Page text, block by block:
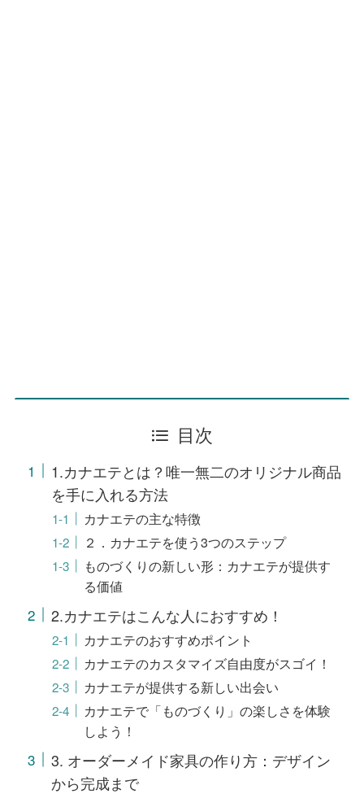
目次
1.カナエテとは？唯一無二のオリジナル商品
を手に入れる方法
カナエテの主な特徴
２．カナエテを使う3つのステップ
ものづくりの新しい形：カナエテが提供す
る価値
2.カナエテはこんな人におすすめ！
カナエテのおすすめポイント
カナエテのカスタマイズ自由度がスゴイ！
カナエテが提供する新しい出会い
カナエテで「ものづくり」の楽しさを体験
しよう！
3. オーダーメイド家具の作り方：デザイン
から完成まで